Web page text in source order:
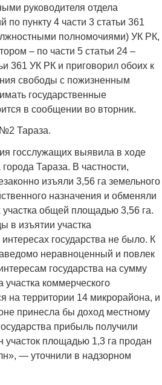
руководителя отдела
пункту 4 части 3 статьи 361
полномочиями) УК РК,
– по части 5 статьи 24 –
361 УК РК и приговорил обоих к
свободы с пожизненным
государственные
в сообщении во вторник.
Тараза.
госслужащих выявила в ходе
Тараза. В частности,
изъяли 3,56 га земельного
назначения и обменяли
участка общей площадью 3,56 га.
в изъятии участка
государства не было. К
неравноценный и повлек
государства на сумму
коммерческого
на территории 14 микрорайона, и
принесла бы доход местному
прибыль получили
участок площадью 1,3 га продан
— уточнили в надзорном